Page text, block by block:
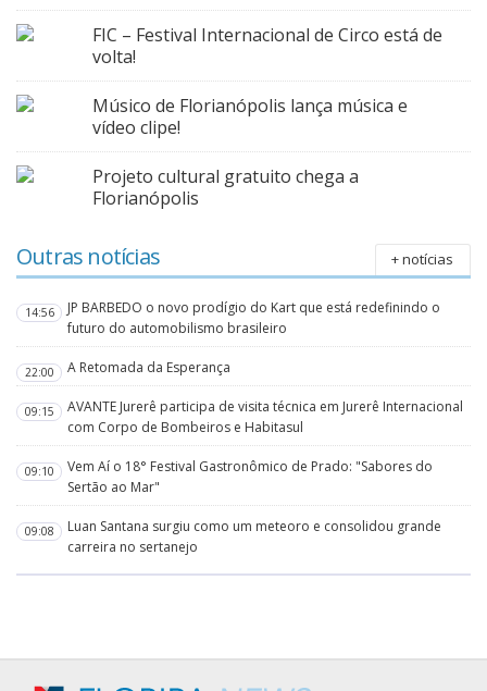
FIC – Festival Internacional de Circo está de
volta!
Músico de Florianópolis lança música e
vídeo clipe!
Projeto cultural gratuito chega a
Florianópolis
Outras notícias + notícias
14:56
JP BARBEDO o novo prodígio do Kart que está redefinindo o
futuro do automobilismo brasileiro
22:00 A Retomada da Esperança
09:15
AVANTE Jurerê participa de visita técnica em Jurerê Internacional
com Corpo de Bombeiros e Habitasul
09:10
Vem Aí o 18° Festival Gastronômico de Prado: "Sabores do
Sertão ao Mar"
09:08
Luan Santana surgiu como um meteoro e consolidou grande
carreira no sertanejo